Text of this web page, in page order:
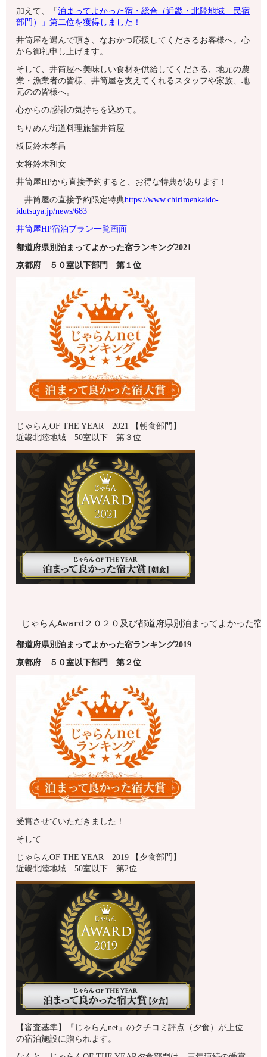
加えて、 「泊まってよかった宿・総合（近畿・北陸地域 民宿
部門）」第二位を獲得しました！
井筒屋を選んで頂き、なおかつ応援してくださるお客様へ。心
から御礼申し上げます。
そして、井筒屋へ美味しい食材を供給してくださる、地元の農
業・漁業者の皆様、井筒屋を支えてくれるスタッフや家族、地
元のの皆様へ。
心からの感謝の気持ちを込めて。
ちりめん街道料理旅館井筒屋
板長鈴木孝昌
女将鈴木和女
井筒屋HPから直接予約すると、お得な特典があります！
井筒屋の直接予約限定特典https://www.chirimenkaido-
idutsuya.jp/news/683
井筒屋HP宿泊プラン一覧画面
都道府県別泊まってよかった宿ランキング2021
京都府 ５０室以下部門 第１位
じゃらんOF THE YEAR 2021 【朝食部門】
近畿北陸地域 50室以下 第３位
じゃらんAward２０２０及び都道府県別泊まってよかった
都道府県別泊まってよかった宿ランキング2019
京都府 ５０室以下部門 第 ２位
受賞させていただきました！
そして
じゃらんOF THE YEAR 2019 【夕食部門】
近畿北陸地域 50室以下 第2位
【審査基準】『じゃらんnet』のクチコミ評点（夕食）が上位
の宿泊施設に贈られます。